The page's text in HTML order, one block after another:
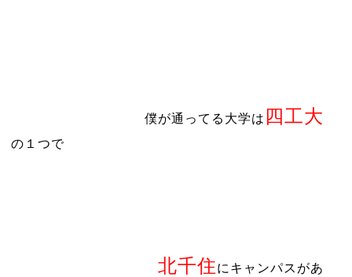
僕が通ってる大学は 四工大
の１つで
北千住にキャンパスがあ